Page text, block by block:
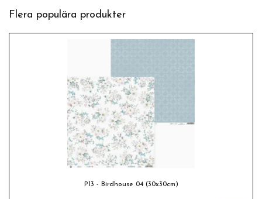
Flera populära produkter
P13 - Birdhouse 04 (30x30cm)